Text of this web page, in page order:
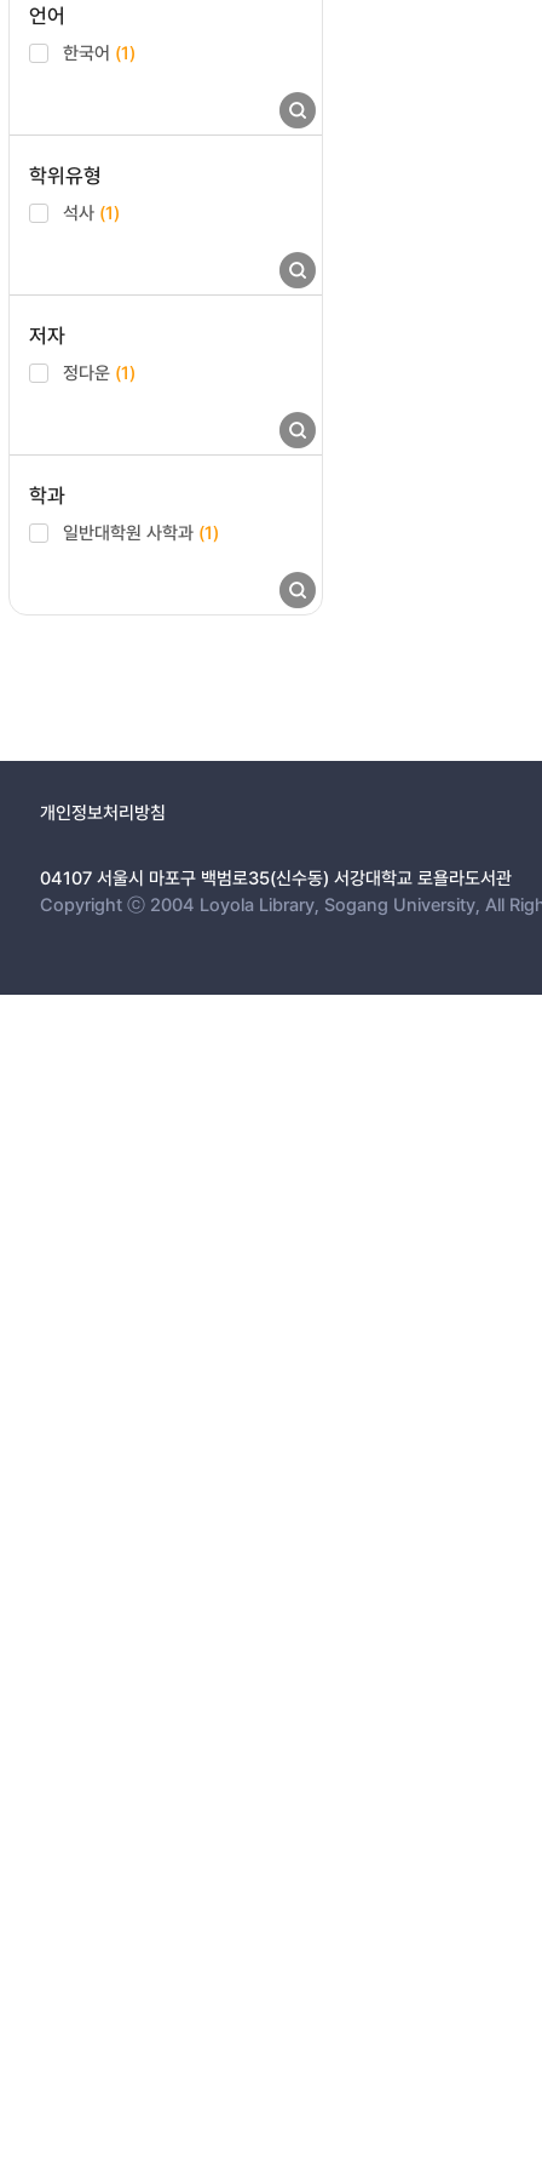
언어
한국어 (1)
학위유형
석사 (1)
저자
정다운 (1)
학과
일반대학원 사학과 (1)
개인정보처리방침
04107 서울시 마포구 백범로35(신수동) 서강대학교 로욜라도서관
Copyright ⓒ 2004 Loyola Library, Sogang University, All